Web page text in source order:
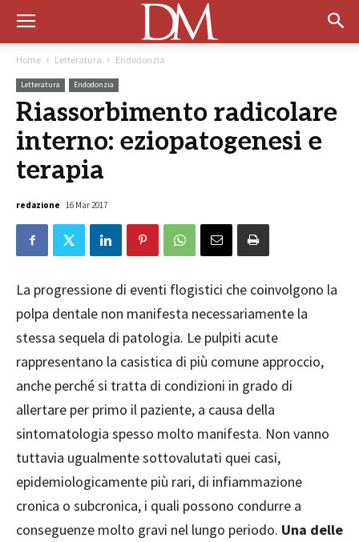
Home Letteratura Endodonzia
Letteratura Endodonzia
Riassorbimento radicolare
interno: eziopatogenesi e
terapia
redazione 16 Mar 2017
La progressione di eventi flogistici che coinvolgono la
polpa dentale non manifesta necessariamente la
stessa sequela di patologia. Le pulpiti acute
rappresentano la casistica di più comune approccio,
anche perché si tratta di condizioni in grado di
allertare per primo il paziente, a causa della
sintomatologia spesso molto manifesta. Non vanno
tuttavia ugualmente sottovalutati quei casi,
epidemiologicamente più rari, di infiammazione
cronica o subcronica, i quali possono condurre a
conseguenze molto gravi nel lungo periodo. Una delle